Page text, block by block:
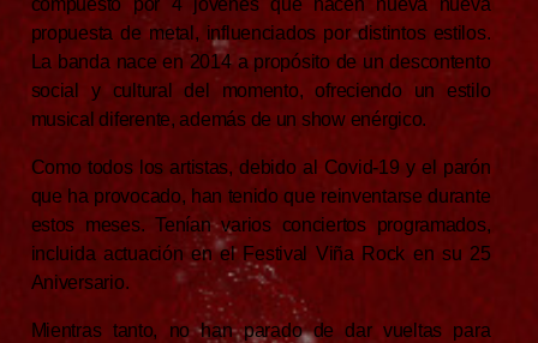
compuesto por 4 jóvenes que hacen nueva nueva
propuesta de metal, influenciados por distintos estilos.
La banda nace en 2014 a propósito de un descontento
social y cultural del momento, ofreciendo un estilo
musical diferente, además de un show enérgico.
Como todos los artistas, debido al Covid-19 y el parón
que ha provocado, han tenido que reinventarse durante
estos meses. Tenían varios conciertos programados,
incluida actuación en el Festival Viña Rock en su 25
Aniversario.
Mientras tanto, no han parado de dar vueltas para